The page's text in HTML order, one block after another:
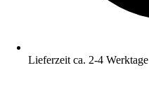
Lieferzeit ca. 2-4 Werktage